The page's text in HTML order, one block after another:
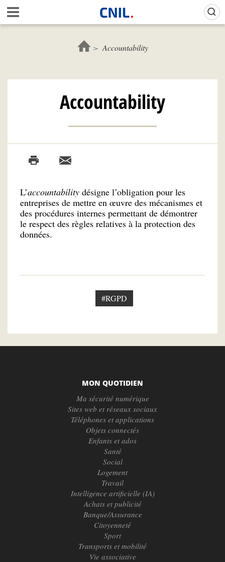
Aller
au
contenu
c
l
C
N
Accountability
Accountability
L’accountability désigne l’obligation pour les
entreprises de mettre en œuvre des mécanismes et
des procédures internes permettant de démontrer
le respect des règles relatives à la protection des
données.
#RGPD
MON QUOTIDIEN
Ma sécurité numérique
Sites web et réseaux sociaux
Téléphones et applications
Objets connectés
Enfants et ados
Santé
Social
Logement
Travail
Intelligence artificielle (IA)
Achats et publicité
Banque/Assurance
Citoyenneté
Sport
Transports et mobilité
Vie associative
Gestion de vos préférences sur les cookies (témoins de connexion)